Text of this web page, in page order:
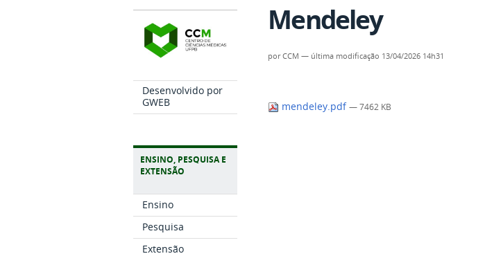
Desenvolvido por
GWEB
ENSINO, PESQUISA E
EXTENSÃO
Ensino
Pesquisa
Extensão
Mendeley
porCCM — última modificação 13/04/2026 14h31
mendeley.pdf— 7462 KB